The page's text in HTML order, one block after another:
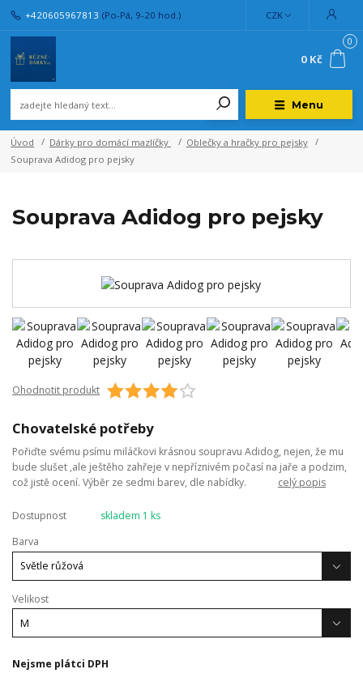
Menu
CZK
+420605967813 (Po-Pá, 9-20 hod.)
0
0 Kč
Úvod Dárky pro domácí mazlíčky
Oblečky a hračky pro pejsky
Souprava Adidog pro pejsky
Souprava Adidog pro pejsky
Ohodnotit produkt
Chovatelské potřeby
Pořiďte svému psímu miláčkovi krásnou soupravu Adidog, nejen, že mu
bude slušet ,ale ještěho zahřeje v nepříznivém počasí na jaře a podzim,
což jistě ocení. Výběr ze sedmi barev, dle nabídky. celý popis
Dostupnost
skladem 1 ks
Barva
Velikost
Nejsme plátci DPH